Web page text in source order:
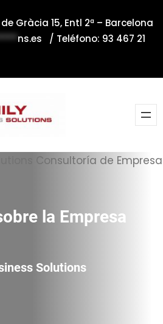
Gràcia 15, Entl 2ª – Barcelona
ns.es / Teléfono: 93 467 21
la Empresa
Solutions